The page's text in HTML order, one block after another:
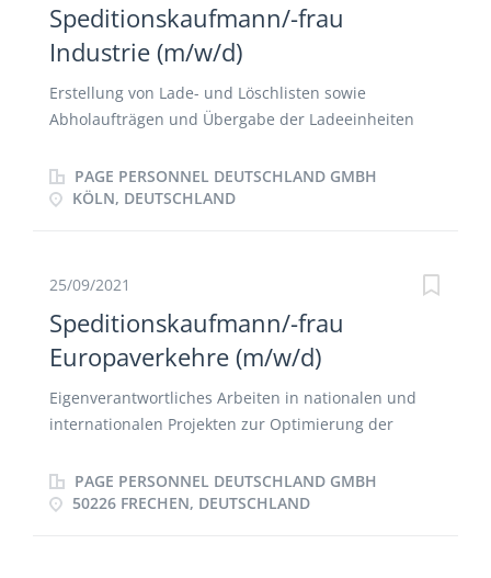
diese nach.
Speditionskaufmann/-frau
Industrie (m/w/d)
Erstellung von Lade- und Löschlisten sowie
Abholaufträgen und Übergabe der Ladeeinheiten
von Ladeeinheiten und beigefügte Dokumente auf
Vollständigkeit und Richtigkeit Prüfung
Bedienung der Datenerfassungssysteme
Unregelmäßigkeiten Erstellung von Statistiken und
Auswertungen sowie Pflege des
PAGE PERSONNEL DEUTSCHLAND GMBH
KÖLN, DEUTSCHLAND
25/09/2021
Speditionskaufmann/-frau
Europaverkehre (m/w/d)
Eigenverantwortliches Arbeiten in nationalen und
internationalen Projekten zur Optimierung der
Disposition der nationalen und internationalen
Landverkehre, inkl. Spezialtransporte Kalkulation der
PAGE PERSONNEL DEUTSCHLAND GMBH
50226 FRECHEN, DEUTSCHLAND